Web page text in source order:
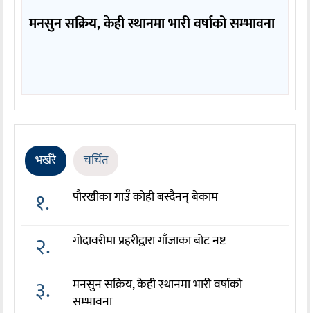
मनसुन सक्रिय, केही स्थानमा भारी वर्षाको सम्भावना
भर्खरै चर्चित
१. पौरखीका गाउँ कोही बस्दैनन् बेकाम
२. गोदावरीमा प्रहरीद्वारा गाँजाका बोट नष्ट
३.
मनसुन सक्रिय, केही स्थानमा भारी वर्षाको
सम्भावना